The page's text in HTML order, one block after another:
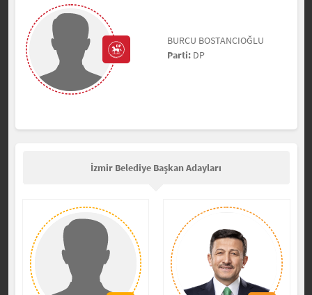
BURCU BOSTANCIOĞLU
Parti:DP
İzmir Belediye Başkan Adayları